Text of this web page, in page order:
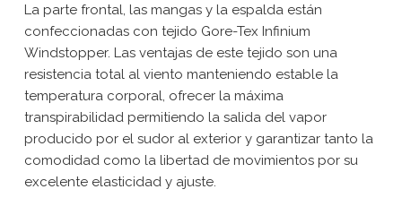
La parte frontal, las mangas y la espalda están
confeccionadas con tejido Gore-Tex Infinium
Windstopper. Las ventajas de este tejido son una
resistencia total al viento manteniendo estable la
temperatura corporal, ofrecer la máxima
transpirabilidad permitiendo la salida del vapor
producido por el sudor al exterior y garantizar tanto la
comodidad como la libertad de movimientos por su
excelente elasticidad y ajuste.